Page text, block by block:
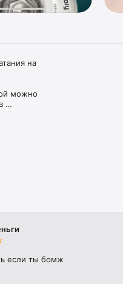
на
можно
без
и
как
если ты бомж